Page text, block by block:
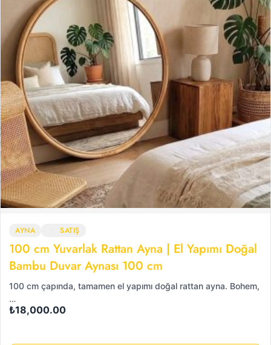
AYNA SATIŞ
100 cm Yuvarlak Rattan Ayna | El Yapımı Doğal
Bambu Duvar Aynası 100 cm
100 cm çapında, tamamen el yapımı doğal rattan ayna. Bohem,
…
₺18,000.00